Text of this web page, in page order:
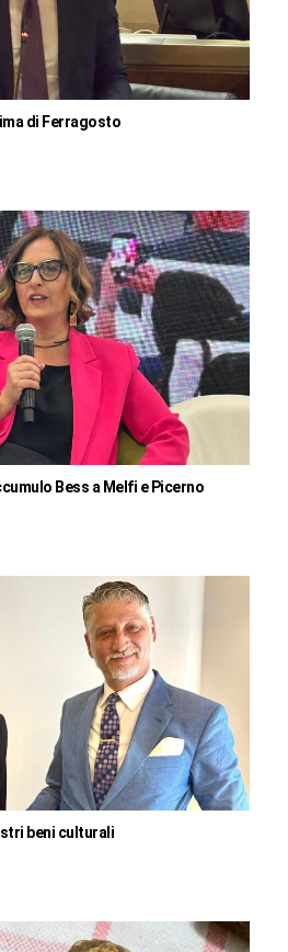
di Ferragosto
Bess a Melfi e Picerno
beni culturali